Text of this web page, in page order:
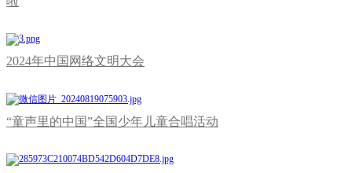
2024年中国网络文明大会
“童声里的中国”全国少年儿童合唱活动